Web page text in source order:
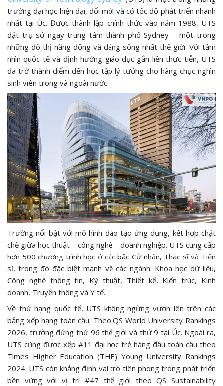
trường đại học hiện đại, đổi mới và có tốc độ phát triển nhanh
nhất tại Úc. Được thành lập chính thức vào năm 1988, UTS
đặt trụ sở ngay trung tâm thành phố Sydney – một trong
những đô thị năng động và đáng sống nhất thế giới. Với tầm
nhìn quốc tế và định hướng giáo dục gắn liền thực tiễn, UTS
đã trở thành điểm đến học tập lý tưởng cho hàng chục nghìn
sinh viên trong và ngoài nước.
Trường nổi bật với mô hình đào tạo ứng dụng, kết hợp chặt
chẽ giữa học thuật – công nghệ – doanh nghiệp. UTS cung cấp
hơn 500 chương trình học ở các bậc Cử nhân, Thạc sĩ và Tiến
sĩ, trong đó đặc biệt mạnh về các ngành: Khoa học dữ liệu,
Công nghệ thông tin, Kỹ thuật, Thiết kế, Kiến trúc, Kinh
doanh, Truyền thông và Y tế.
Về thứ hạng quốc tế, UTS không ngừng vươn lên trên các
bảng xếp hạng toàn cầu. Theo QS World University Rankings
2026, trường đứng thứ 96 thế giới và thứ 9 tại Úc. Ngoài ra,
UTS cũng được xếp #11 đại học trẻ hàng đầu toàn cầu theo
Times Higher Education (THE) Young University Rankings
2024. UTS còn khẳng định vai trò tiên phong trong phát triển
bền vững với vị trí #47 thế giới theo QS Sustainability